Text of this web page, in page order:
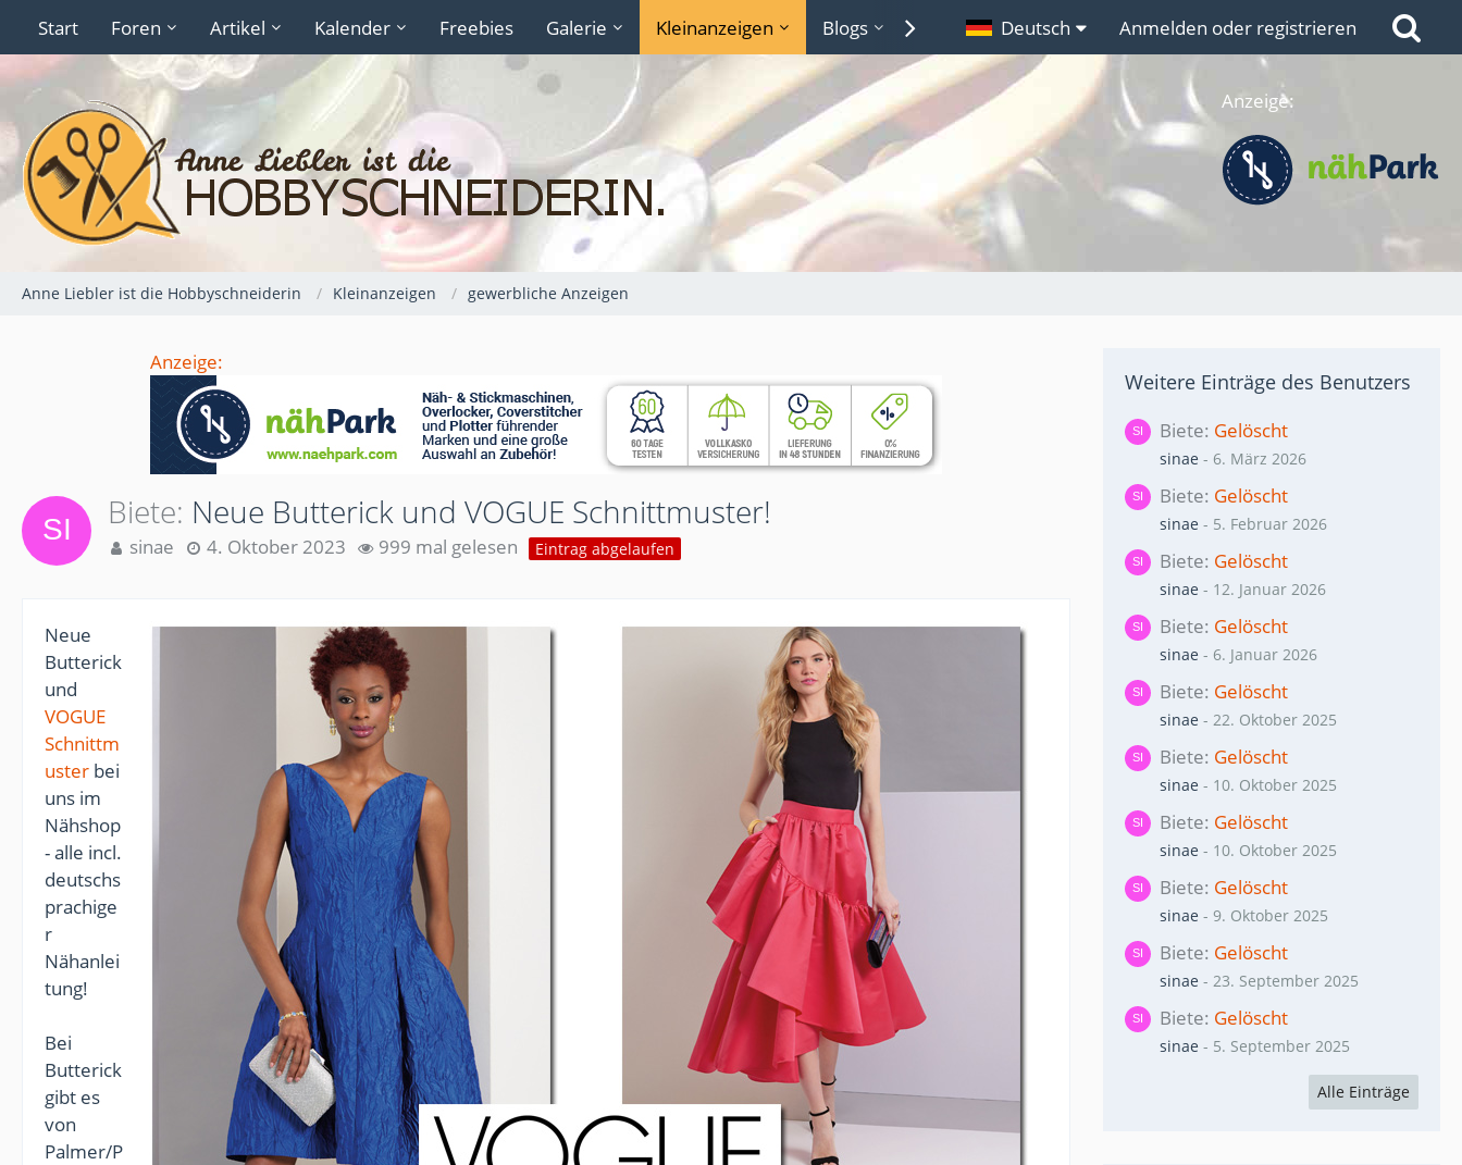
Start Foren Artikel Kalender Freebies Galerie Kleinanzeigen Blogs Lexikon Links
Deutsch Anmelden oder registrieren
Anzeige:
Anne Liebler ist die Hobbyschneiderin Kleinanzeigen gewerbliche Anzeigen
Anzeige:
Biete Neue Butterick und VOGUE Schnittmuster!
sinae 4. Oktober 2023 999 mal gelesen Eintrag abgelaufen
Neue
Butterick
und
VOGUE
Schnittm
uster bei
uns im
Nähshop
- alle incl.
deutschs
prachige
r
Nähanlei
tung!
Bei
Butterick
gibt es
von
Palmer/P
Weitere Einträge des Benutzers
Biete Gelöscht
sinae - 6. März 2026
Biete Gelöscht
sinae - 5. Februar 2026
Biete Gelöscht
sinae - 12. Januar 2026
Biete Gelöscht
sinae - 6. Januar 2026
Biete Gelöscht
sinae - 22. Oktober 2025
Biete Gelöscht
sinae - 10. Oktober 2025
Biete Gelöscht
sinae - 10. Oktober 2025
Biete Gelöscht
sinae - 9. Oktober 2025
Biete Gelöscht
sinae - 23. September 2025
Biete Gelöscht
sinae - 5. September 2025
Alle Einträge